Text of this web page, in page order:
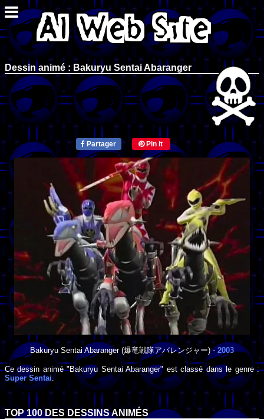
Dessin animé : Bakuryu Sentai Abaranger
Partager Pin it
Bakuryu Sentai Abaranger(爆竜戦隊アバレンジャー) - 2003
Ce dessin animé "Bakuryu Sentai Abaranger" est classé dans le genre :
Super Sentai.
TOP 100 DES DESSINS ANIMÉS